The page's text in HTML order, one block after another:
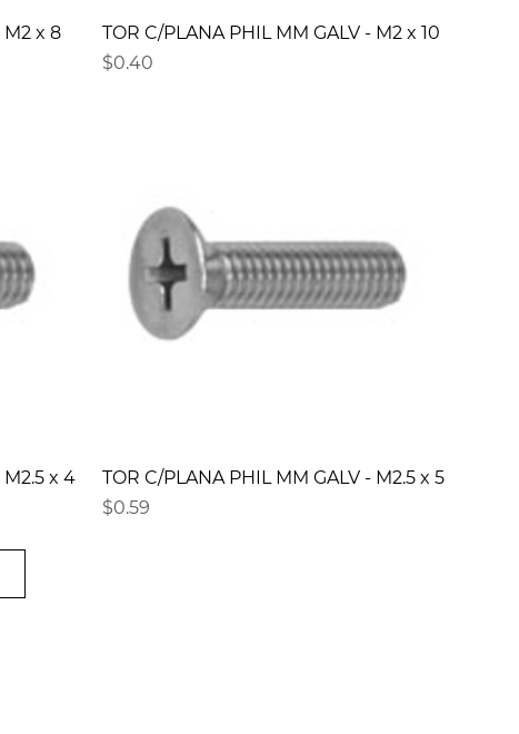
M2 x 8
TOR C/PLANA PHIL MM GALV - M2 x 10
Precio
$0.40
M2.5 x 4
TOR C/PLANA PHIL MM GALV - M2.5 x 5
Precio
$0.59